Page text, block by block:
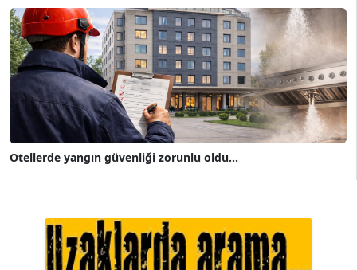
Otellerde yangın güvenliği zorunlu oldu...